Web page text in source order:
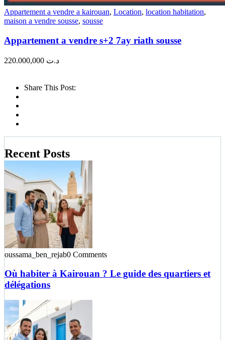
Appartement a vendre a kairouan, Location, location habitation,
maison a vendre sousse, sousse
Appartement a vendre s+2 7ay riath sousse
د.ت
Share This Post:
Recent Posts
oussama_ben_rejab0 Comments
Où habiter à Kairouan ? Le guide des quartiers et
délégations